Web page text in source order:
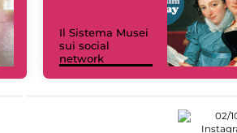
Il Sistema Musei
sui social
network